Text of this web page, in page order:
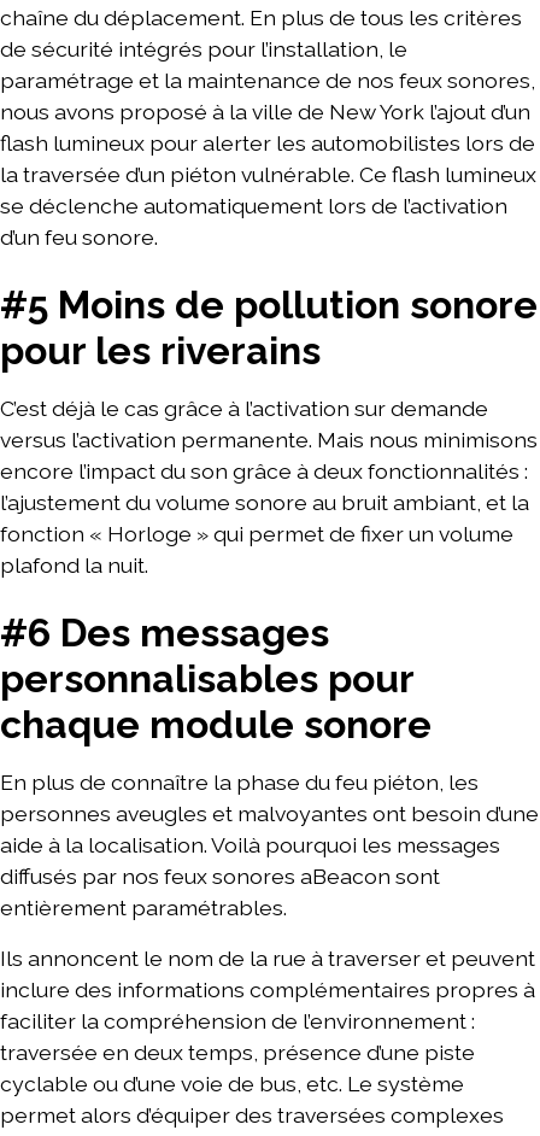
chaîne du déplacement. En plus de tous les critères
de sécurité intégrés pour l’installation, le
paramétrage et la maintenance de nos feux sonores,
nous avons proposé à la ville de New York l’ajout d’un
flash lumineux pour alerter les automobilistes lors de
la traversée d’un piéton vulnérable. Ce flash lumineux
se déclenche automatiquement lors de l’activation
d’un feu sonore.
#5 Moins de pollution sonore
pour les riverains
C’est déjà le cas grâce à l’activation sur demande
versus l’activation permanente. Mais nous minimisons
encore l’impact du son grâce à deux fonctionnalités :
l’ajustement du volume sonore au bruit ambiant, et la
fonction « Horloge » qui permet de fixer un volume
plafond la nuit.
#6 Des messages
personnalisables pour
chaque module sonore
En plus de connaître la phase du feu piéton, les
personnes aveugles et malvoyantes ont besoin d’une
aide à la localisation. Voilà pourquoi les messages
diffusés par nos feux sonores aBeacon sont
entièrement paramétrables.
Ils annoncent le nom de la rue à traverser et peuvent
inclure des informations complémentaires propres à
faciliter la compréhension de l’environnement :
traversée en deux temps, présence d’une piste
cyclable ou d’une voie de bus, etc. Le système
permet alors d’équiper des traversées complexes